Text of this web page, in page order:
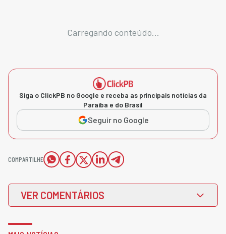
Carregando conteúdo...
Siga o ClickPB no Google e receba as principais notícias da
Paraíba e do Brasil
Seguir no Google
COMPARTILHE
VER COMENTÁRIOS